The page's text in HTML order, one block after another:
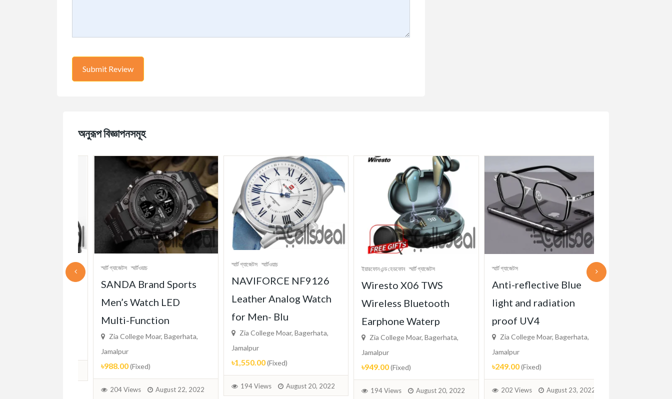
অনুরূপ বিজ্ঞাপনসমূহ
স্মার্ট গ্যাজেটস স্মার্টওয়াচ
SANDA Brand Sports
Men’s Watch LED
Multi-Function
Zia College Moar, Bagerhata,
Jamalpur
৳988.00(Fixed)
204 Views August 22, 2022
স্মার্ট গ্যাজেটস স্মার্টওয়াচ
NAVIFORCE NF9126
Leather Analog Watch
for Men- Blu
Zia College Moar, Bagerhata,
Jamalpur
৳1,550.00(Fixed)
194 Views August 20, 2022
ইয়ারফোন এন্ড হেডফোন স্মার্ট গ্যাজেটস
Wiresto X06 TWS
Wireless Bluetooth
Earphone Waterp
Zia College Moar, Bagerhata,
Jamalpur
৳949.00(Fixed)
194 Views August 20, 2022
স্মার্ট গ্যাজেটস
Anti-reflective Blue
light and radiation
proof UV4
Zia College Moar, Bagerhata,
Jamalpur
৳249.00(Fixed)
202 Views August 23, 2022